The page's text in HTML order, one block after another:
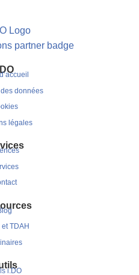
données
légales
TDAH
i.DO